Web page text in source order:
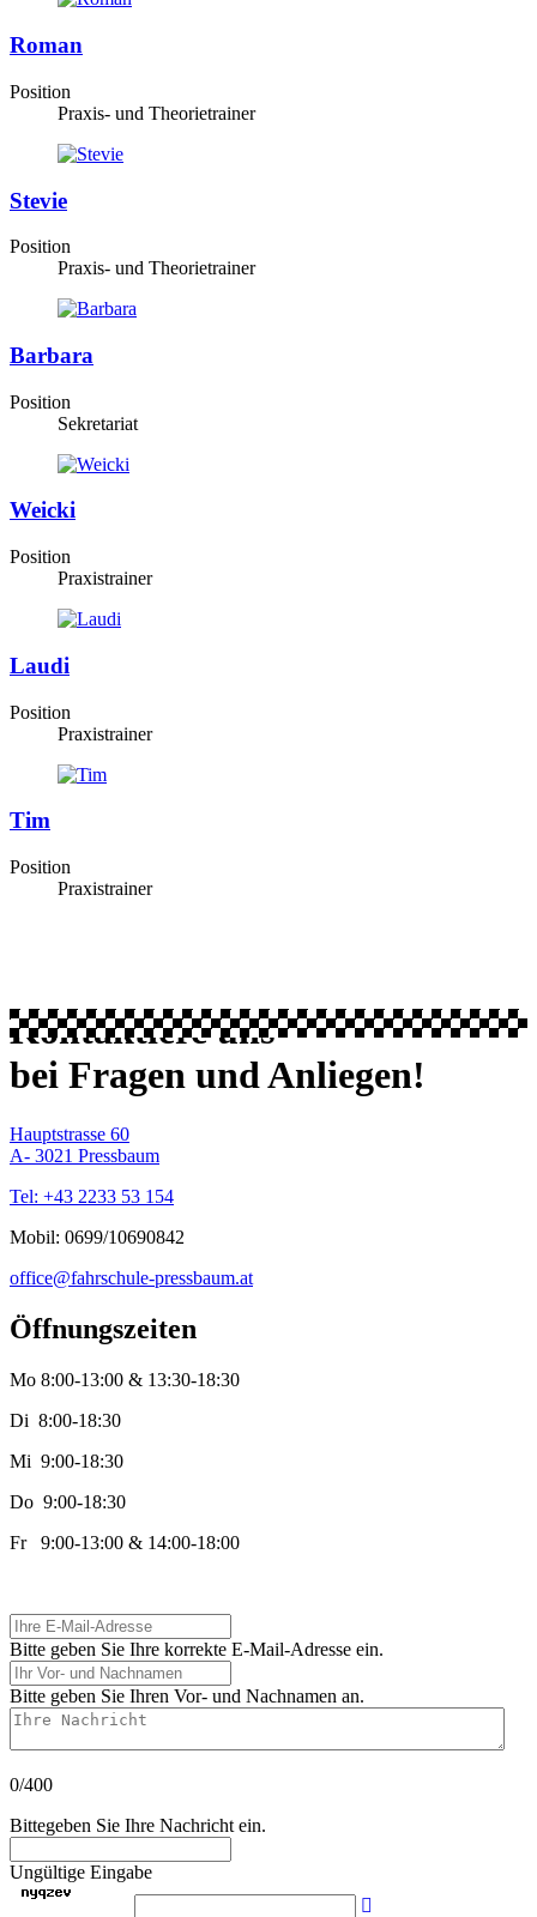
Roman
Position
Praxis- und Theorietrainer
Stevie
Position
Praxis- und Theorietrainer
Barbara
Position
Sekretariat
Weicki
Position
Praxistrainer
Laudi
Position
Praxistrainer
Tim
Position
Praxistrainer
Kontaktiere uns
bei Fragen und Anliegen!
Hauptstrasse 60
A- 3021 Pressbaum
Tel: +43 2233 53 154
Mobil: 0699/10690842
office@fahrschule-pressbaum.at
Öffnungszeiten
Mo 8:00-13:00 & 13:30-18:30
Di 8:00-18:30
Mi 9:00-18:30
Do 9:00-18:30
Fr 9:00-13:00 & 14:00-18:00
Ihre E-Mail-Adresse
Bitte geben Sie Ihre korrekte E-Mail-Adresse ein.
Ihr Vor- und Nachnamen
Bitte geben Sie Ihren Vor- und Nachnamen an.
Ihre Nachricht
0/400
Bittegeben Sie Ihre Nachricht ein.
Ungültige Eingabe